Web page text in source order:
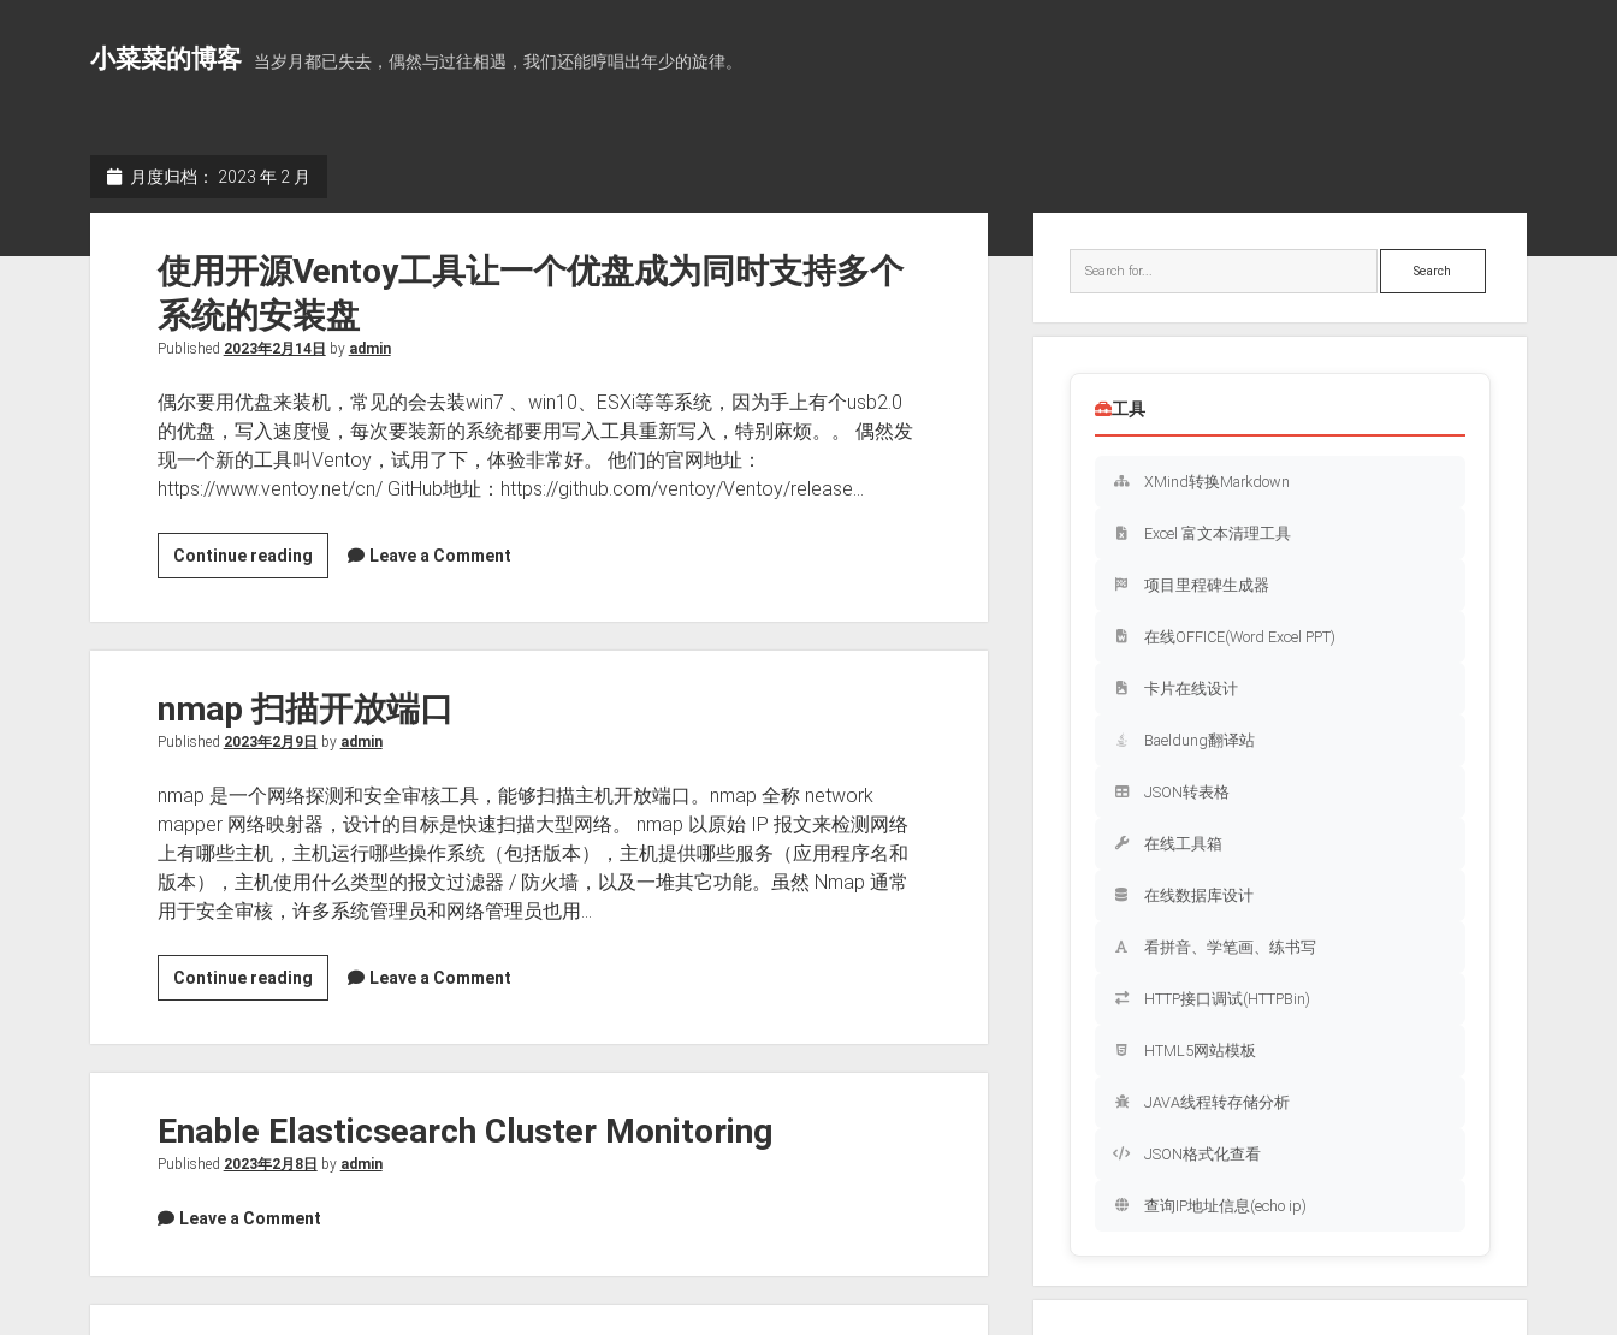
小菜菜的博客 当岁月都已失去，偶然与过往相遇，我们还能哼唱出年少的旋律。
月度归档： 2023 年 2 月
使用开源Ventoy工具让一个优盘成为同时支持多个
系统的安装盘
Published 2023年2月14日 by admin
偶尔要用优盘来装机，常见的会去装win7 、win10、ESXi等等系统，因为手上有个usb2.0
的优盘，写入速度慢，每次要装新的系统都要用写入工具重新写入，特别麻烦。。 偶然发
现一个新的工具叫Ventoy，试用了下，体验非常好。 他们的官网地址：
https://www.ventoy.net/cn/ GitHub地址：https://github.com/ventoy/Ventoy/release…
Continue reading使
用
工
具
一
个
优
盘
成
同
时
持
多
系
统
安
盘
Leave a Comment
nmap 扫描开放端口
Published 2023年2月9日 by admin
nmap 是一个网络探测和安全审核工具，能够扫描主机开放端口。nmap 全称 network
mapper 网络映射器，设计的目标是快速扫描大型网络。 nmap 以原始 IP 报文来检测网络
上有哪些主机，主机运行哪些操作系统（包括版本），主机提供哪些服务（应用程序名和
版本），主机使用什么类型的报文过滤器 / 防火墙，以及一堆其它功能。虽然 Nmap 通常
用于安全审核，许多系统管理员和网络管理员也用…
Continue readingnmap
扫
端
Leave a Comment
Enable Elasticsearch Cluster Monitoring
Published 2023年2月8日 by admin
Leave a Comment
Search
工具
XMind转换Markdown
Excel 富文本清理工具
项目里程碑生成器
在线OFFICE(Word Excel PPT)
卡片在线设计
Baeldung翻译站
JSON转表格
在线工具箱
在线数据库设计
看拼音、学笔画、练书写
HTTP接口调试(HTTPBin)
HTML5网站模板
JAVA线程转存储分析
JSON格式化查看
查询IP地址信息(echo ip)